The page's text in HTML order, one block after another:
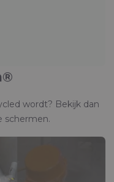
wordt? Bekijk dan
schermen.